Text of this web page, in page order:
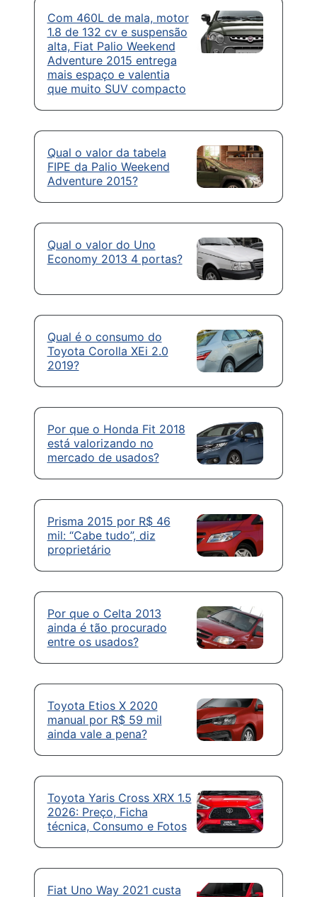
Com 460L de mala, motor
1.8 de 132 cv e suspensão
alta, Fiat Palio Weekend
Adventure 2015 entrega
mais espaço e valentia
que muito SUV compacto
Qual o valor da tabela
FIPE da Palio Weekend
Adventure 2015?
Qual o valor do Uno
Economy 2013 4 portas?
Qual é o consumo do
Toyota Corolla XEi 2.0
2019?
Por que o Honda Fit 2018
está valorizando no
mercado de usados?
Prisma 2015 por R$ 46
mil: “Cabe tudo”, diz
proprietário
Por que o Celta 2013
ainda é tão procurado
entre os usados?
Toyota Etios X 2020
manual por R$ 59 mil
ainda vale a pena?
Toyota Yaris Cross XRX 1.5
2026: Preço, Ficha
técnica, Consumo e Fotos
Fiat Uno Way 2021 custa